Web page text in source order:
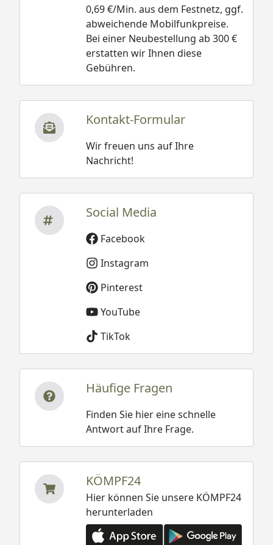
0,69 €/Min. aus dem Festnetz, ggf.
abweichende Mobilfunkpreise.
Bei einer Neubestellung ab 300 €
erstatten wir Ihnen diese
Gebühren.
Kontakt-Formular
Wir freuen uns auf Ihre
Nachricht!
Social Media
Facebook
Instagram
Pinterest
YouTube
TikTok
Häufige Fragen
Finden Sie hier eine schnelle
Antwort auf Ihre Frage.
KÖMPF24
Hier können Sie unsere KÖMPF24
herunterladen